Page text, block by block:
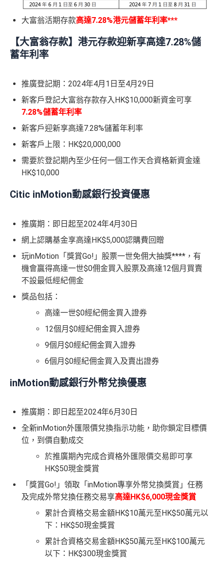
大富翁活期存款高達7.28%港元儲蓄年利率***
【大富翁存款】港元存款迎新享高達7.28%儲
蓄年利率
推廣登記期：2024年4月1日至4月29日
新客戶登記大富翁存款存入HK$10,000新資金可享
7.28%儲蓄年利 率
新客戶迎新享高達7.28%儲蓄年利率
新客戶上限：HK$20,000,000
需要於登記期內至少任何一個工作天合資格新資金達
HK$10,000
Citic inMotion動感銀行投資優惠
推廣期：即日起至2024年4月30日
網上認購基金享高達HK$5,000認購費回贈
玩inMotion「獎賞Go!」股票一世免佣大抽獎****，有
機會贏得高達一世$0佣金買入股票及高達12個月買賣
不設最低經紀佣金
獎品包括：
高達一世$0經紀佣金買入證券
12個月$0經紀佣金買入證券
9個月$0經紀佣金買入證券
6個月$0經紀佣金買入及賣出證券
inMotion動感銀行外幣兌換優惠
推廣期：即日起至2024年6月30日
全新inMotion外匯限價兌換指示功能，助你鎖定目標價
位，到價自動成交
於推廣期內完成合資格外匯限價交易即可享
HK$50現金獎賞
「獎賞Go!」領取「inMotion專享外幣兌換獎賞」任務
及完成外幣兌換任務交易享高達HK$6,000現金獎賞
累計合資格交易金額HK$10萬元至HK$50萬元以
下：HK$50現金獎賞
累計合資格交易金額HK$50萬元至HK$100萬元
以下：HK$300現金獎賞